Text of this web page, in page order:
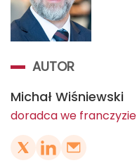
AUTOR
Michał Wiśniewski
doradca we franczyzie